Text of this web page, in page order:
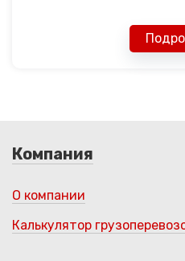
Компания
О компании
Калькулятор